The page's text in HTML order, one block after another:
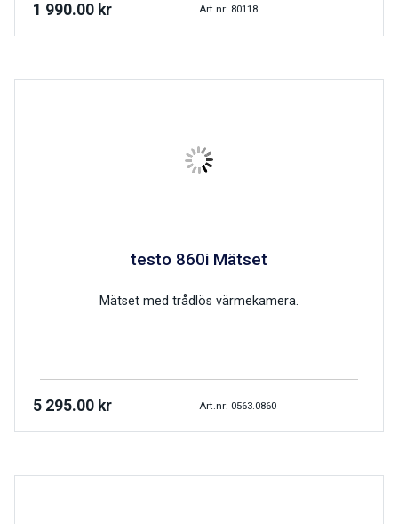
1 990.00 kr Art.nr: 80118
testo 860i Mätset
Mätset med trådlös värmekamera.
5 295.00 kr Art.nr: 0563.0860